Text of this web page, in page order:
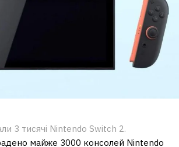
3 тисячі Nintendo Switch 2.
майже 3000 консолей Nintendo